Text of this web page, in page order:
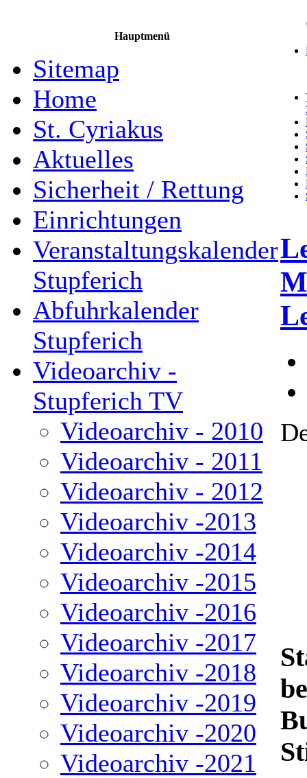
Hauptmenü
Sitemap
Home
St. Cyriakus
Aktuelles
Sicherheit / Rettung
Einrichtungen
Veranstaltungskalender
Stupferich
Abfuhrkalender
Stupferich
Videoarchiv -
Stupferich TV
Videoarchiv - 2010
Videoarchiv - 2011
Videoarchiv - 2012
Videoarchiv -2013
Videoarchiv -2014
Videoarchiv -2015
Videoarchiv -2016
Videoarchiv -2017
Videoarchiv -2018
Videoarchiv -2019
Videoarchiv -2020
Videoarchiv -2021